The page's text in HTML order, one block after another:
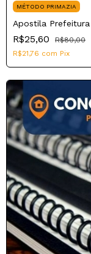
MÉTODO PRIMAZIA
Apostila
R$25,60
R$80,00
R$21,76 com Pix